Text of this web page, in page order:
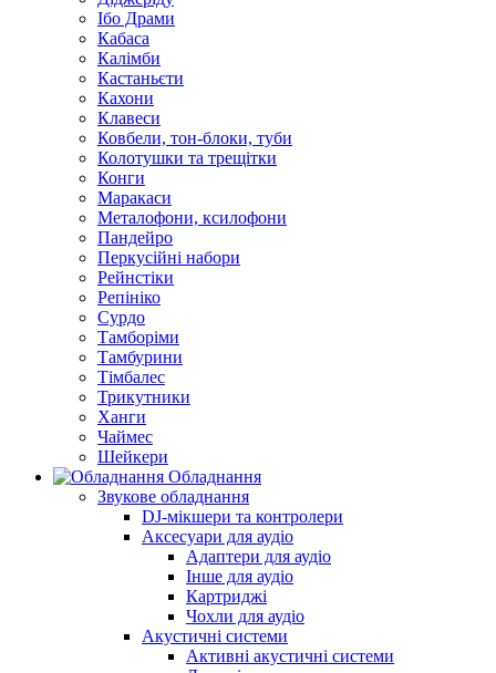
Ібо Драми
Кабаса
Калімби
Кастаньєти
Кахони
Клавеси
Ковбели, тон-блоки, туби
Колотушки та трещітки
Конги
Маракаси
Металофони, ксилофони
Пандейро
Перкусійні набори
Рейнстіки
Репініко
Сурдо
Тамборіми
Тамбурини
Тімбалес
Трикутники
Ханги
Чаймес
Шейкери
Обладнання
Звукове обладнання
DJ-мікшери та контролери
Аксесуари для аудіо
Адаптери для аудіо
Інше для аудіо
Картриджі
Чохли для аудіо
Акустичні системи
Активні акустичні системи